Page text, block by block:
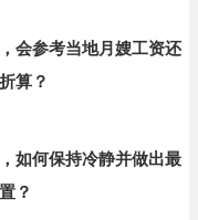
会参考当地月嫂工资还
算？
如何保持冷静并做出最
？